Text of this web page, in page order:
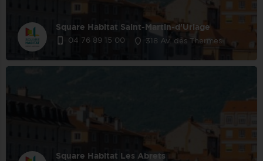
Square Habitat Saint-Martin-d'Uriage
04 76 89 15 00 318 Av. des Thermes
Square Habitat Les Abrets